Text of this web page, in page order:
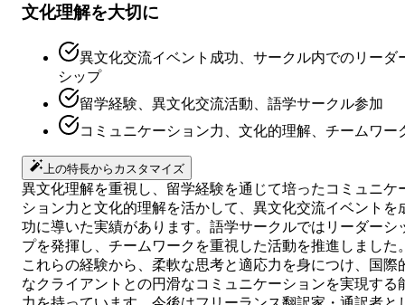
文化理解を大切に
異文化交流イベント成功、サークル内でのリーダ
シップ
留学経験、異文化交流活動、語学サークル参加
コミュニケーション力、文化的理解、チームワー
上の特長からカスタマイズ
異文化理解を重視し、留学経験を通じて培ったコミュニケ
ション力と文化的理解を活かして、異文化交流イベントを
功に導いた実績があります。語学サークルではリーダーシ
プを発揮し、チームワークを重視した活動を推進しました
これらの経験から、柔軟な思考と適応力を身につけ、国際
なクライアントとの円滑なコミュニケーションを実現する